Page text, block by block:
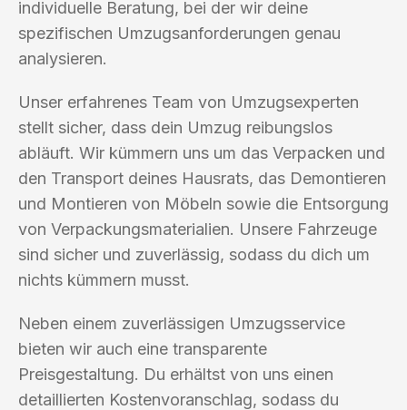
individuelle Beratung, bei der wir deine
spezifischen Umzugsanforderungen genau
analysieren.
Unser erfahrenes Team von Umzugsexperten
stellt sicher, dass dein Umzug reibungslos
abläuft. Wir kümmern uns um das Verpacken und
den Transport deines Hausrats, das Demontieren
und Montieren von Möbeln sowie die Entsorgung
von Verpackungsmaterialien. Unsere Fahrzeuge
sind sicher und zuverlässig, sodass du dich um
nichts kümmern musst.
Neben einem zuverlässigen Umzugsservice
bieten wir auch eine transparente
Preisgestaltung. Du erhältst von uns einen
detaillierten Kostenvoranschlag, sodass du